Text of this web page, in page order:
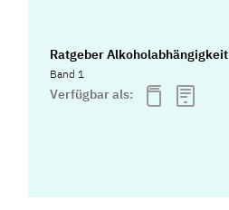
Ratgeber Alkoholabhängigkeit
Band 1
Verfügbar als: